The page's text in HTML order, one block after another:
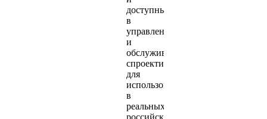
доступны
в
управлении
и
обслуживании,
спроектированы
для
использования
в
реальных
российских